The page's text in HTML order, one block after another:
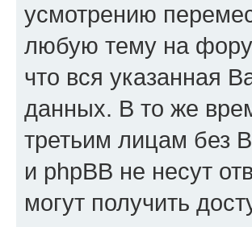
усмотрению
любую тему на
что вся указанная
данных. В то же
третьим лицам без
и phpBB не несут
могут получить